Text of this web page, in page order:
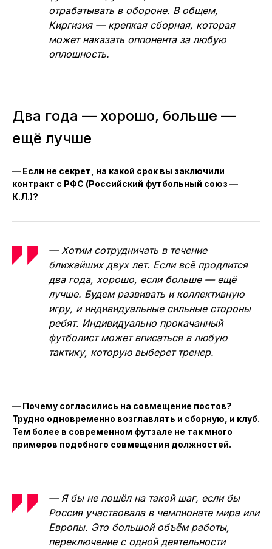
отрабатывать в обороне. В общем,
Киргизия — крепкая сборная, которая
может наказать оппонента за любую
оплошность.
Два года — хорошо, больше —
ещё лучше
— Если не секрет, на какой срок вы заключили
контракт с РФС (Российский футбольный союз —
К.Л.)?
— Хотим сотрудничать в течение
ближайших двух лет. Если всё продлится
два года, хорошо, если больше — ещё
лучше. Будем развивать и коллективную
игру, и индивидуальные сильные стороны
ребят. Индивидуально прокачанный
футболист может вписаться в любую
тактику, которую выберет тренер.
— Почему согласились на совмещение постов?
Трудно одновременно возглавлять и сборную, и клуб.
Тем более в современном футзале не так много
примеров подобного совмещения должностей.
— Я бы не пошёл на такой шаг, если бы
Россия участвовала в чемпионате мира или
Европы. Это большой объём работы,
переключение с одной деятельности